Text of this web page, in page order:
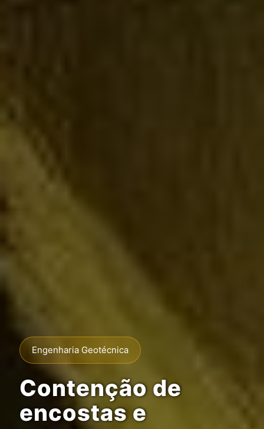
Engenharia Geotécnica
Contenção de
encostas e